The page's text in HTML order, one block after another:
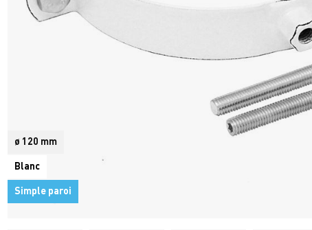
ø 120 mm
Blanc
Simple paroi